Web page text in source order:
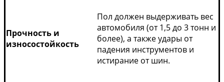
Прочность и
износостойкость
Пол должен выдерживать вес
автомобиля (от 1,5 до 3 тонн и
более), а также удары от
падения инструментов и
истирание от шин.